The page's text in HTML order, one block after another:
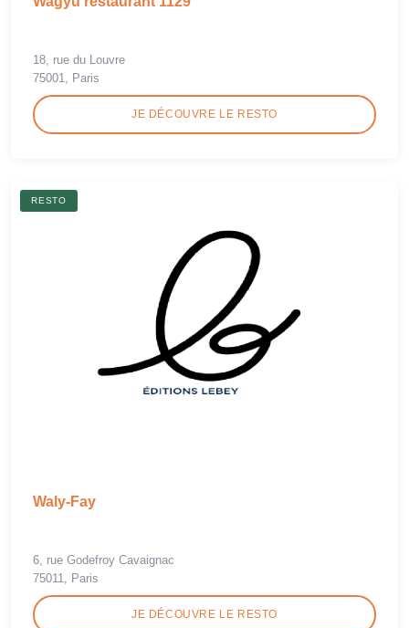
18, rue du Louvre
75001, Paris
JE DÉCOUVRE LE RESTO
RESTO
Waly-Fay
6, rue Godefroy Cavaignac
75011, Paris
JE DÉCOUVRE LE RESTO